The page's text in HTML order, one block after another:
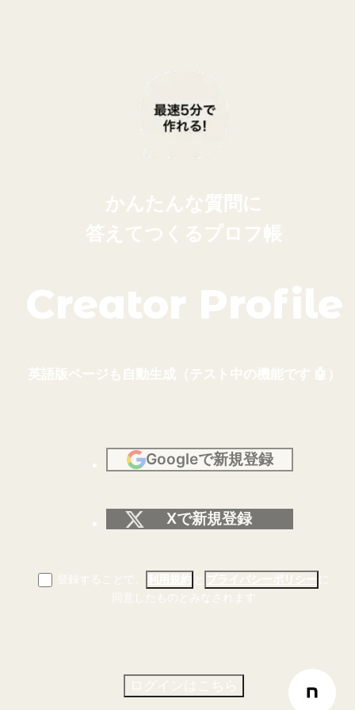
かんたんな質問に
答えてつくるプロフ帳
Creator Profile
英語版ページも自動生成（テスト中の機能です 🤖）
Googleで新規登録
Xで新規登録
登録することで、 利用規約 と プライバシーポリシー に
同意したものとみなされます
ログインはこちら